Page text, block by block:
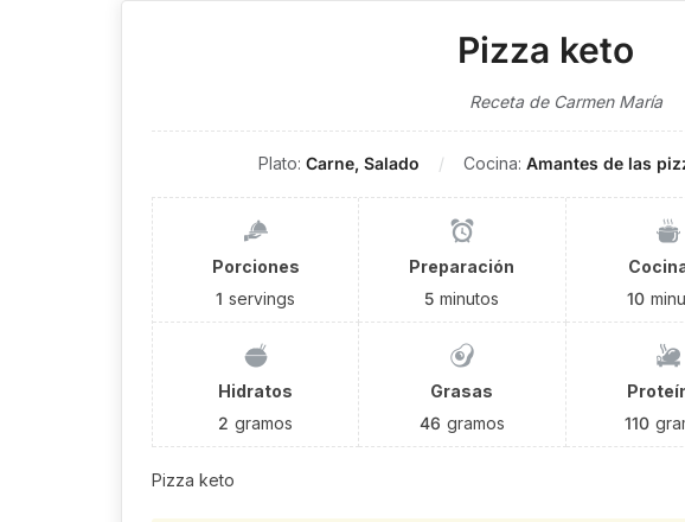
Pizza keto
Receta de Carmen María
Plato: Carne, Salado Cocina: Amantes de las
Porciones
1 servings
Preparación
5 minutos
10
Hidratos
2 gramos
Grasas
46 gramos
110
Pizza keto